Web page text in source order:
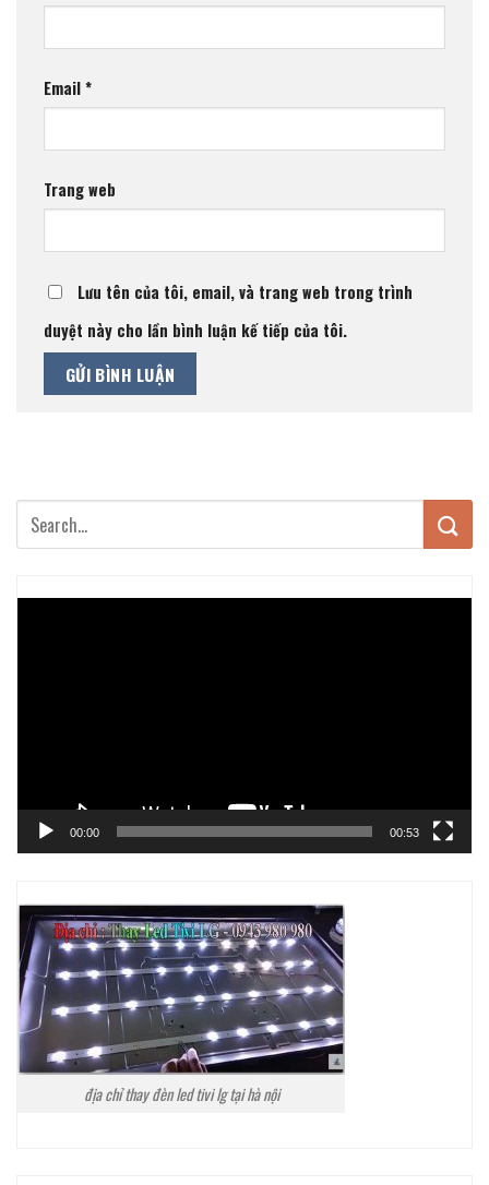
Email*
Trang web
Lưu tên của tôi, email, và trang web trong trình
duyệt này cho lần bình luận kế tiếp của tôi.
00:00 00:53
địa chỉ thay đèn led tivi lg tại hà nội